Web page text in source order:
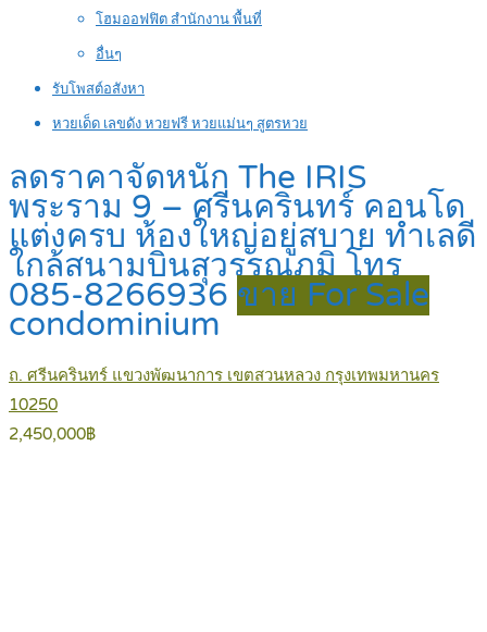
โฮมออฟฟิต สำนักงาน พื้นที่
อื่นๆ
รับโพสต์อสังหา
หวยเด็ด เลขดัง หวยฟรี หวยแม่นๆ สูตรหวย
ลดราคาจัดหนัก The IRIS
พระราม 9 – ศรีนครินทร์ คอนโด
แต่งครบ ห้องใหญ่อยู่สบาย ทำเลดี
ใกล้สนามบินสุวรรณภูมิ โทร
085-8266936 ขาย For Sale
condominium
ถ. ศรีนครินทร์ แขวงพัฒนาการ เขตสวนหลวง กรุงเทพมหานคร
10250
2,450,000฿